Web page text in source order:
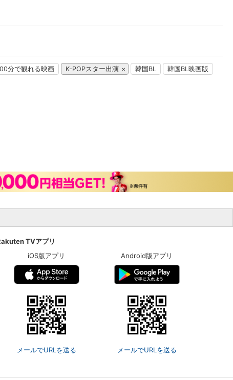
分で観れる映画 K-POPスター出演 韓国BL
韓国BL映画版
TVアプリ
iOS版アプリ
メールでURLを送る
Android版アプリ
メールでURLを送る